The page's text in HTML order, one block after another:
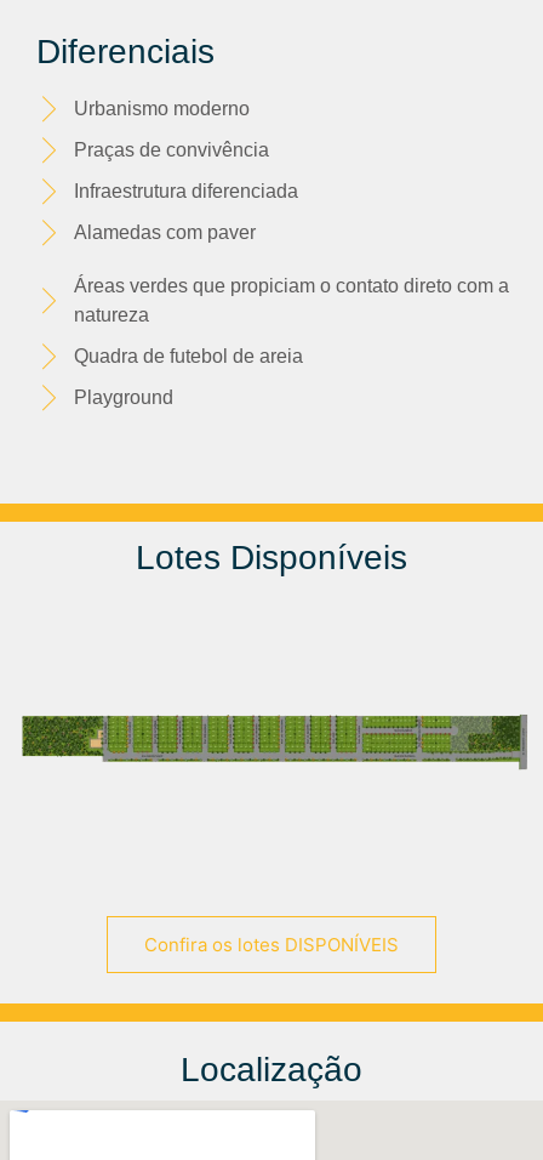
Diferenciais
Urbanismo moderno
Praças de convivência
Infraestrutura diferenciada
Alamedas com paver
Áreas verdes que propiciam o contato direto com a
natureza
Quadra de futebol de areia
Playground
Lotes Disponíveis
Confira os lotes DISPONÍVEIS
Localização